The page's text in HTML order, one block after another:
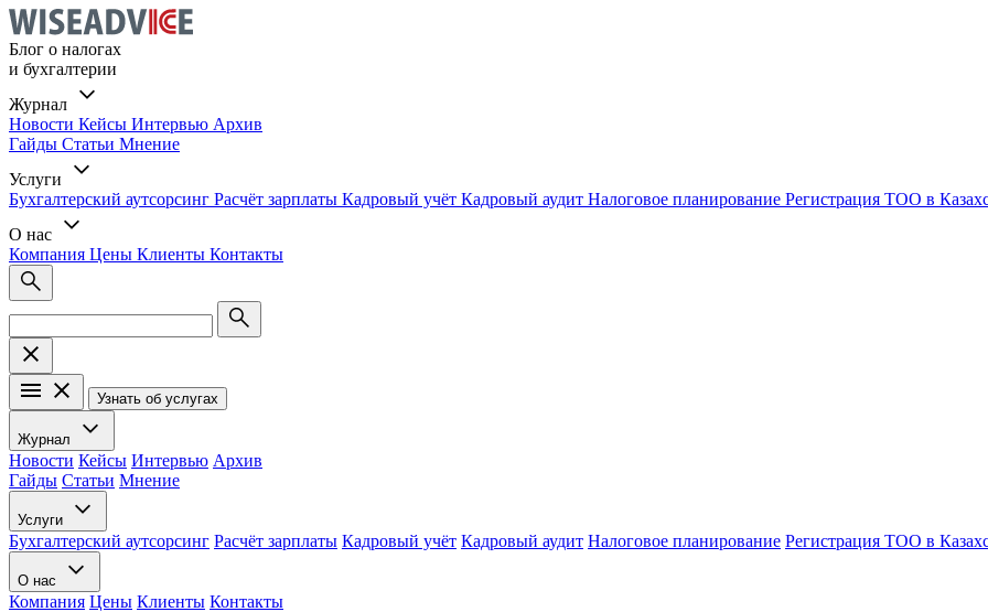
Блог о налогах
и бухгалтерии
Журнал
Новости Кейсы Интервью Архив
Гайды Статьи Мнение
Услуги
Бухгалтерский аутсорсинг Расчёт зарплаты Кадровый учёт Кадровый аудит Налоговое планирование Регистрация ТОО в
О нас
Компания Цены Клиенты Контакты
Узнать об услугах
Журнал
Новости Кейсы Интервью Архив
Гайды Статьи Мнение
Услуги
Бухгалтерский аутсорсинг Расчёт зарплаты Кадровый учёт Кадровый аудит Налоговое планирование Регистрация ТОО в
О нас
Компания Цены Клиенты Контакты